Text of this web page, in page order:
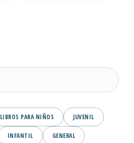
LIBROS PARA NIÑOS JUVENIL
INFANTIL GENERAL